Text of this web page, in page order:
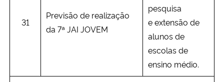
31
Previsão de realização
da 7ª JAI JOVEM
pesquisa
e extensão de
alunos de
escolas de
ensino médio.